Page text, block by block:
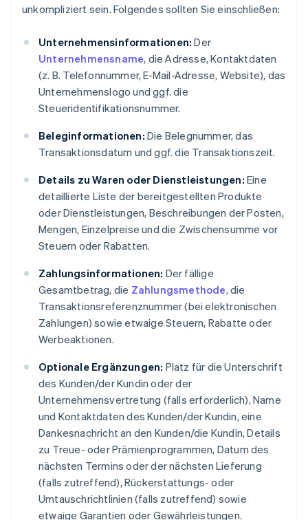
unkompliziert sein. Folgendes sollten Sie einschließen:
Unternehmensinformationen: Der
Unternehmensname, die Adresse, Kontaktdaten
(z. B. Telefonnummer, E-Mail-Adresse, Website), das
Unternehmenslogo und ggf. die
Steueridentifikationsnummer.
Beleginformationen: Die Belegnummer, das
Transaktionsdatum und ggf. die Transaktionszeit.
Details zu Waren oder Dienstleistungen: Eine
detaillierte Liste der bereitgestellten Produkte
oder Dienstleistungen, Beschreibungen der Posten,
Mengen, Einzelpreise und die Zwischensumme vor
Steuern oder Rabatten.
Zahlungsinformationen: Der fällige
Gesamtbetrag, die Zahlungsmethode, die
Transaktionsreferenznummer (bei elektronischen
Zahlungen) sowie etwaige Steuern, Rabatte oder
Werbeaktionen.
Optionale Ergänzungen: Platz für die Unterschrift
des Kunden/der Kundin oder der
Unternehmensvertretung (falls erforderlich), Name
und Kontaktdaten des Kunden/der Kundin, eine
Dankesnachricht an den Kunden/die Kundin, Details
zu Treue- oder Prämienprogrammen, Datum des
nächsten Termins oder der nächsten Lieferung
(falls zutreffend), Rückerstattungs- oder
Umtauschrichtlinien (falls zutreffend) sowie
etwaige Garantien oder Gewährleistungen.